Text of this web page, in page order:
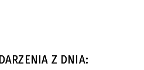
Z DNIA: